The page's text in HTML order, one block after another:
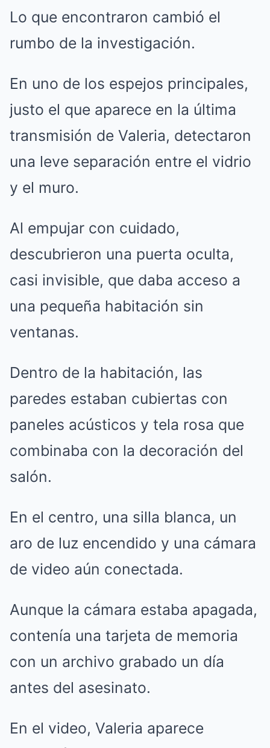
Lo que encontraron cambió el
rumbo de la investigación.
En uno de los espejos principales,
justo el que aparece en la última
transmisión de Valeria, detectaron
una leve separación entre el vidrio
y el muro.
Al empujar con cuidado,
descubrieron una puerta oculta,
casi invisible, que daba acceso a
una pequeña habitación sin
ventanas.
Dentro de la habitación, las
paredes estaban cubiertas con
paneles acústicos y tela rosa que
combinaba con la decoración del
salón.
En el centro, una silla blanca, un
aro de luz encendido y una cámara
de video aún conectada.
Aunque la cámara estaba apagada,
contenía una tarjeta de memoria
con un archivo grabado un día
antes del asesinato.
En el video, Valeria aparece